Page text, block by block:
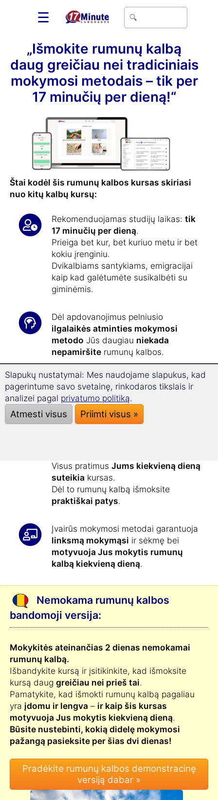
☰
„Išmokite rumunų kalbą
daug greičiau nei tradiciniais
mokymosi metodais – tik per
17 minučių per dieną!“
Štai kodėl šis rumunų kalbos kursas skiriasi
nuo kitų kalbų kursų:
Rekomenduojamas studijų laikas: tik
17 minučių per dieną.
Prieiga bet kur, bet kuriuo metu ir bet
kokiu įrenginiu.
Dvikalbiams santykiams, emigracijai
kaip kad galėtumėte susikalbėti su
giminėmis.
Dėl apdovanojimus pelniusio
ilgalaikės atminties mokymosi
metodo Jūs daugiau niekada
nepamiršite rumunų kalbos.
Susupermokymosi technologija
galite 26,8 % greičiau sėkmingai
mokytisir padidinti gebėjimą
susikaupti.
Visus pratimus Jums kiekvieną dieną
suteikia kursas.
Dėl to rumunų kalbą išmoksite
praktiškai patys.
Įvairūs mokymosi metodai garantuoja
linksmą mokymąsi ir sėkmę bei
motyvuoja Jus mokytis rumunų
kalbą kiekvieną dieną.
Nemokama rumunų kalbos
bandomoji versija:
Mokykitės ateinančias 2 dienas nemokamai
rumunų kalbą.
Išbandykite kursą ir įsitikinkite, kad išmoksite
kursą daug greičiau nei prieš tai.
Pamatykite, kad išmokti rumunų kalbą pagaliau
yra įdomu ir lengva – ir kaip šis kursas
motyvuoja Jus mokytis kiekvieną dieną.
Būsite nustebinti, kokią didelę mokymosi
pažangą pasieksite per šias dvi dienas!
Slapukų nustatymai: Mes naudojame slapukus, kad
pagerintume savo svetainę, rinkodaros tikslais ir
analizei pagal privatumo politiką.
Atmesti visus Priimti visus »